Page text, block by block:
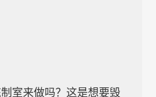
室来做吗？这是想要毁